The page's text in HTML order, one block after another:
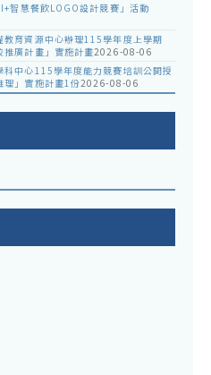
智慧餐飲LOGO設計競賽」活動
教育資源中心辦理115學年度上學期
推廣計畫」實施計畫2026-08-06
科中心115學年度能力競賽培訓公開授
理」實施計畫1份2026-08-06